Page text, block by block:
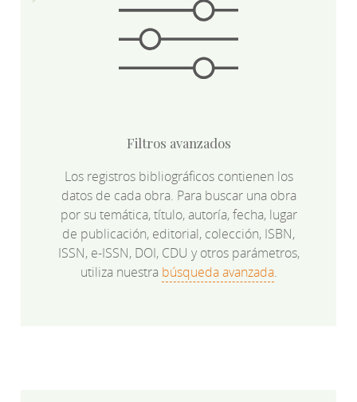
Filtros avanzados
Los registros bibliográficos contienen los
datos de cada obra. Para buscar una obra
por su temática, título, autoría, fecha, lugar
de publicación, editorial, colección, ISBN,
ISSN, e-ISSN, DOI, CDU y otros parámetros,
utiliza nuestra búsqueda avanzada.